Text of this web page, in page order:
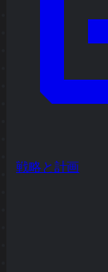
戦略と計画